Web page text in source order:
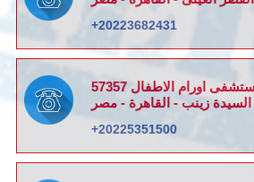
+20223682431
اورام الاطفال 57357
+20225351500